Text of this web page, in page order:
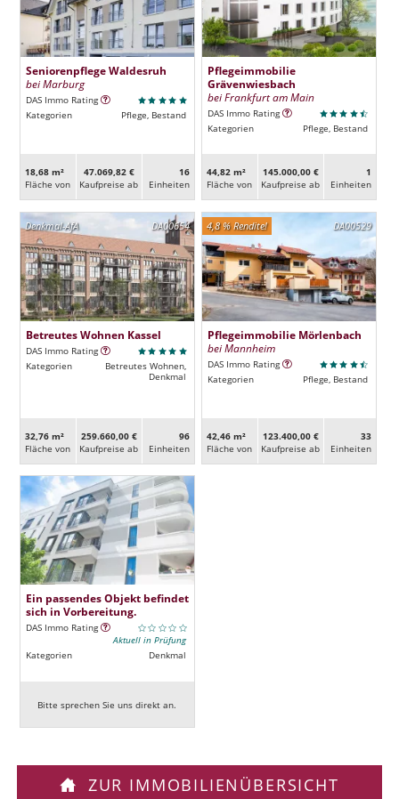
Seniorenpflege Waldesruh
bei Marburg
DAS Immo Rating
Kategorien
Pflege, Bestand
18,68 m²
Fläche von
47.069,82 €
Kaufpreise ab
16
Ein­heiten
Pflegeimmobilie
Grävenwiesbach
bei Frankfurt am Main
DAS Immo Rating
Kategorien
Pflege, Bestand
44,82 m²
Fläche von
145.000,00 €
Kaufpreise ab
1
Ein­heiten
DA00654
Denkmal-AfA
Betreutes Wohnen Kassel
DAS Immo Rating
Kategorien
Betreutes Wohnen,
Denkmal
32,76 m²
Fläche von
259.660,00 €
Kaufpreise ab
96
Ein­heiten
DA00529
4,8 % Rendite!
Pflegeimmobilie Mörlenbach
bei Mannheim
DAS Immo Rating
Kategorien
Pflege, Bestand
42,46 m²
Fläche von
123.400,00 €
Kaufpreise ab
33
Ein­heiten
Ein passendes Objekt befindet
sich in Vorbereitung.
DAS Immo Rating
Aktuell in Prüfung
Kategorien
Denkmal
Bitte sprechen Sie uns direkt an.
ZUR IMMOBILIENÜBERSICHT